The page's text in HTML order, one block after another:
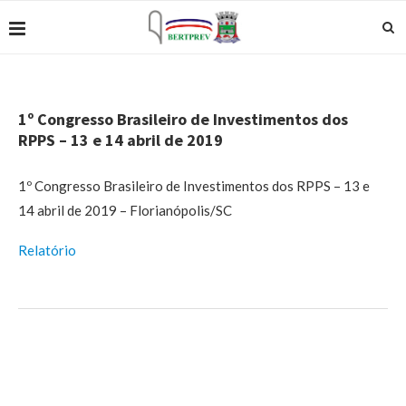
1º Congresso Brasileiro de Investimentos dos
RPPS – 13 e 14 abril de 2019
1º Congresso Brasileiro de Investimentos dos RPPS – 13 e
14 abril de 2019 – Florianópolis/SC
Relatório